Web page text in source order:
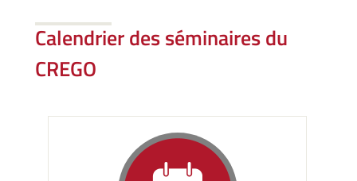
Calendrier des séminaires du
CREGO